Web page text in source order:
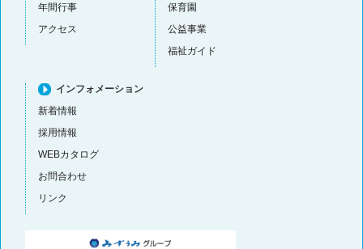
年間行事
アクセス
保育園
公益事業
福祉ガイド
インフォメーション
新着情報
採用情報
WEBカタログ
お問合わせ
リンク